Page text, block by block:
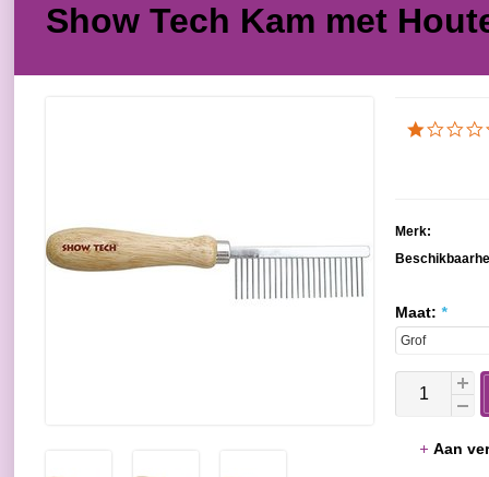
Show Tech Kam met
Merk:
Maat: *
Aan